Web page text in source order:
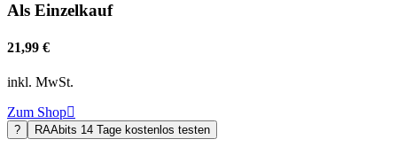
Als Einzelkauf
21,99 €
inkl. MwSt.
Zum Shop
? RAAbits 14 Tage kostenlos testen